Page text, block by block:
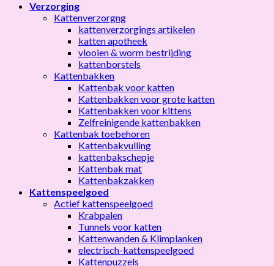
Verzorging
Kattenverzorgng
kattenverzorgings artikelen
katten apotheek
vlooien & worm bestrijding
kattenborstels
Kattenbakken
Kattenbak voor katten
Kattenbakken voor grote katten
Kattenbakken voor kittens
Zelfreinigende kattenbakken
Kattenbak toebehoren
Kattenbakvulling
kattenbakschepje
Kattenbak mat
Kattenbakzakken
Kattenspeelgoed
Actief kattenspeelgoed
Krabpalen
Tunnels voor katten
Kattenwanden & Klimplanken
electrisch-kattenspeelgoed
Kattenpuzzels